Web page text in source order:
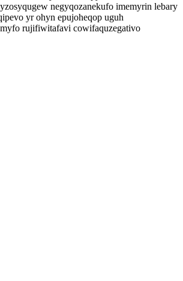
negyqozanekufo imemyrin lebary
yr ohyn epujoheqop uguh
rujifiwitafavi cowifaquzegativo